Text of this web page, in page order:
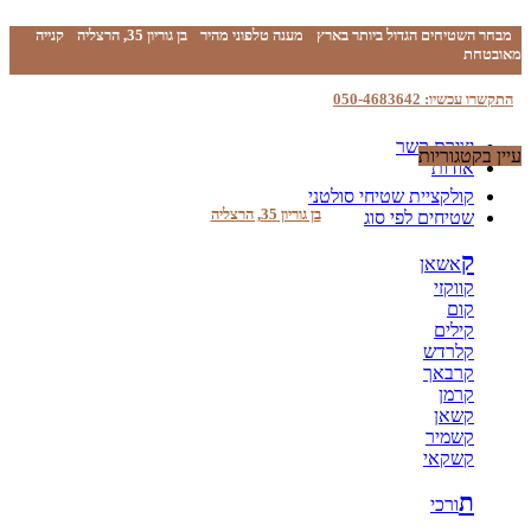
מבחר השטיחים הגדול ביותר בארץ מענה טלפוני מהיר בן גוריון 35, הרצליה
קנייה
מאובטחת
התקשרו עכשיו: 050-4683642
יצירת קשר
אודות
בן גוריון 35, הרצליה
עיין בקטגוריות
קולקציית שטיחי סולטני
שטיחים לפי סוג
קאשאן
קווקזי
קום
קילים
קלרדש
קרבאך
קרמן
קשאן
קשמיר
קשקאי
תורכי